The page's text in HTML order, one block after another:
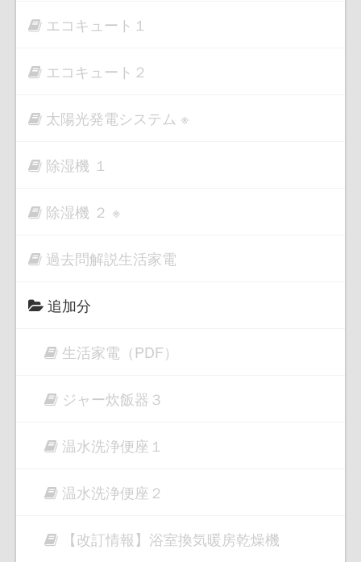
エコキュート１
エコキュート２
太陽光発電システム ※
除湿機 １
除湿機 ２ ※
過去問解説生活家電
追加分
生活家電（PDF）
ジャー炊飯器３
温水洗浄便座１
温水洗浄便座２
【改訂情報】浴室換気暖房乾燥機